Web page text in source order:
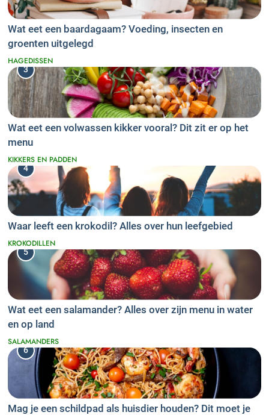
Wat eet een baardagaam? Voeding, insecten en
groenten uitgelegd
HAGEDISSEN
3
Wat eet een volwassen kikker vooral? Dit zit er op het
menu
KIKKERS EN PADDEN
4
Waar leeft een krokodil? Alles over hun leefgebied
KROKODILLEN
5
Wat eet een salamander? Alles over zijn menu in water
en op land
SALAMANDERS
6
Mag je een schildpad als huisdier houden? Dit moet je